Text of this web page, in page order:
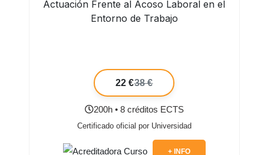
Actuación Frente al Acoso Laboral en el
Entorno de Trabajo
22 €38 €
200h • 8 créditos ECTS
Certificado oficial por Universidad
+ INFO